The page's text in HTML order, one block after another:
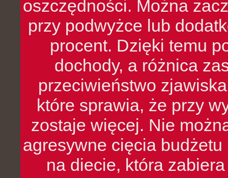
oszczędności. Można
przy podwyżce lub
procent. Dzięki temu
dochody, a różnica
przeciwieństwo
które sprawia, że przy
zostaje więcej. Nie
agresywne cięcia
na diecie, która